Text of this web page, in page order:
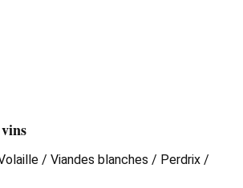
/ Viandes blanches / Perdrix /